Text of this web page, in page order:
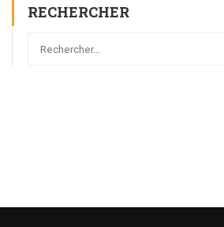
RECHERCHER